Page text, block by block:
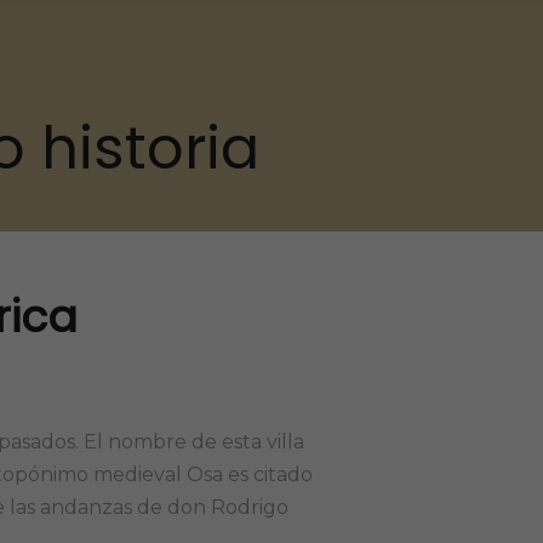
historia
El nombre de esta villa
medieval Osa es citado
andanzas de don Rodrigo